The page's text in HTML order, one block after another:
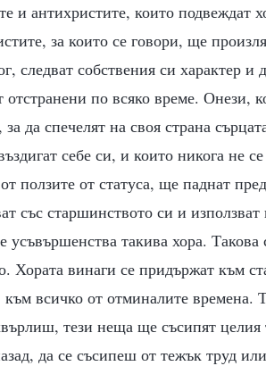
и антихристите, които подвеждат
за които се говори, ще
следват собствения си характер и
отстранени по всяко време. Онези,
да спечелят на своя страна
себе си, и които никога не
ползите от статуса, ще паднат
със старшинството си и
усъвършенства такива хора.
Хората винаги се придържат към
всичко от отминалите времена.
тези неща ще съсипят
да се съсипеш от тежък труд